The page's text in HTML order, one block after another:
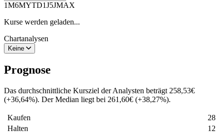
1M6MYTD1J5JMAX
Kurse werden geladen...
Chartanalysen
Keine
Prognose
Das durchschnittliche Kursziel der Analysten beträgt 258,53€
(+36,64%). Der Median liegt bei 261,60€ (+38,27%).
Kaufen
28
Halten
12